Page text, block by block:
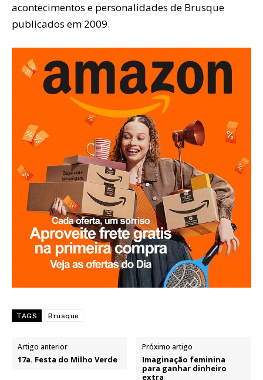
acontecimentos e personalidades de Brusque
publicados em 2009.
TAGS Brusque
Artigo anterior
17a. Festa do Milho Verde
Próximo artigo
Imaginação feminina
para ganhar dinheiro
extra